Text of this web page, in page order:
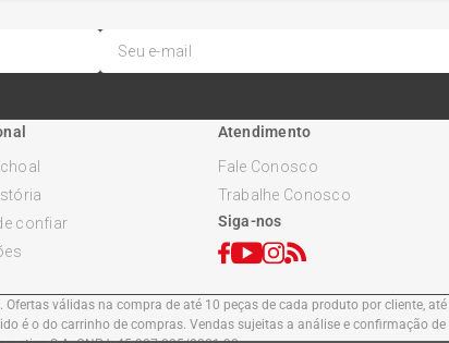
confiar
Atendimento
Fale Conosco
Trabalhe Conosco
Siga-nos
válidas na compra de até 10 peças de cada produto por cliente,
é o do carrinho de compras. Vendas sujeitas a análise e confirmação de